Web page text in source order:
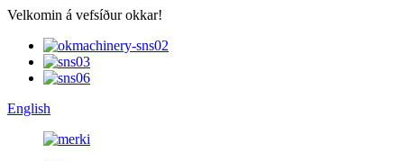
Velkomin á vefsíður okkar!
English